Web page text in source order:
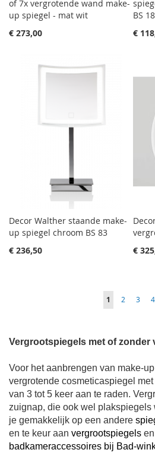
of 7x vergrotende wand make-
up spiegel - mat wit
€ 273,00
BS
€
Decor Walther staande make-
up spiegel chroom BS 83
€ 236,50
€
Pagina
Je1 Pagina
2 Pagina
3 4
Vergrootspiegels met of zonder
Voor het aanbrengen van make-
vergrotende cosmeticaspiegel
van 3 tot 5 keer aan te raden.
zuignap, die ook wel plakspiegels
je gemakkelijk op een andere
en te keur aan vergrootspiegels
badkameraccessoires bij Bad-